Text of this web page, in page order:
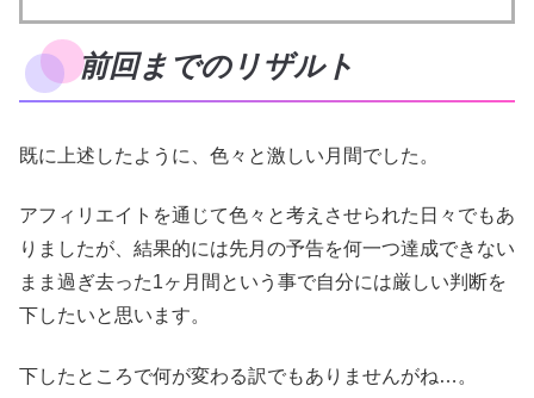
前回までのリザルト
既に上述したように、色々と激しい月間でした。
アフィリエイトを通じて色々と考えさせられた日々でもあ
りましたが、結果的には先月の予告を何一つ達成できない
まま過ぎ去った1ヶ月間という事で自分には厳しい判断を
下したいと思います。
下したところで何が変わる訳でもありませんがね…。